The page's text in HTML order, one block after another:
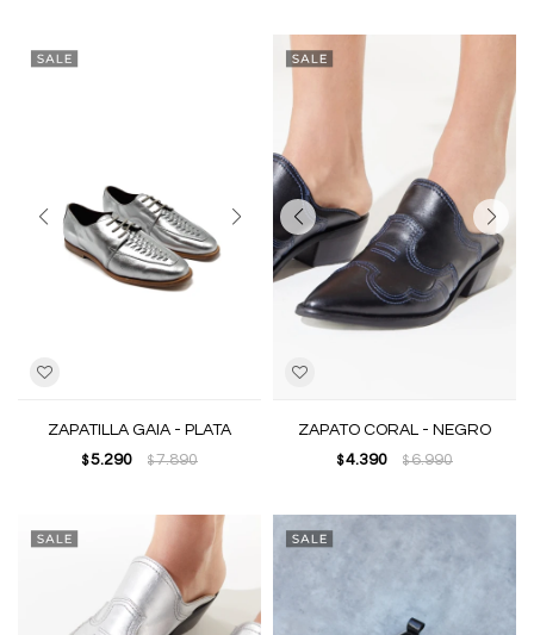
ZAPATILLA GAIA - PLATA
$ 5.290 $7.890
ZAPATO CORAL - NEGRO
$ 4.390 $6.990